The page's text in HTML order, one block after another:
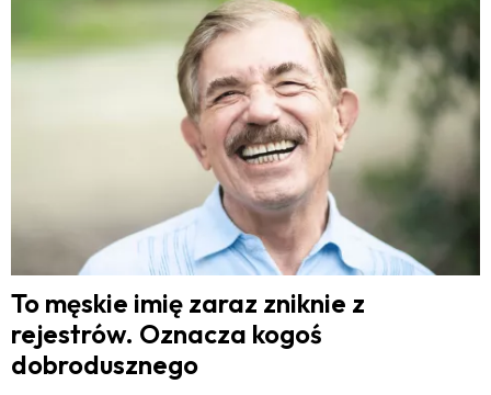
To męskie imię zaraz zniknie z
rejestrów. Oznacza kogoś
dobrodusznego